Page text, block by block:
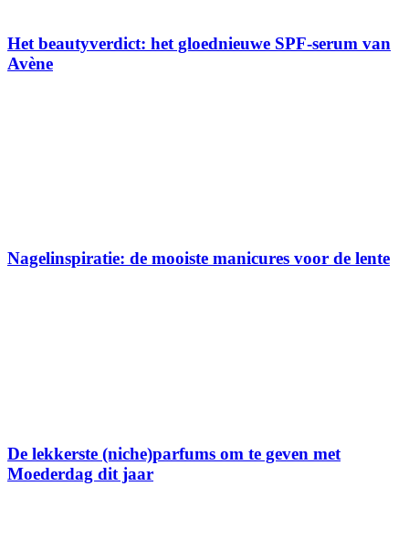
Het beautyverdict: het gloednieuwe SPF-serum van
Avène
Nagelinspiratie: de mooiste manicures voor de lente
De lekkerste (niche)parfums om te geven met
Moederdag dit jaar